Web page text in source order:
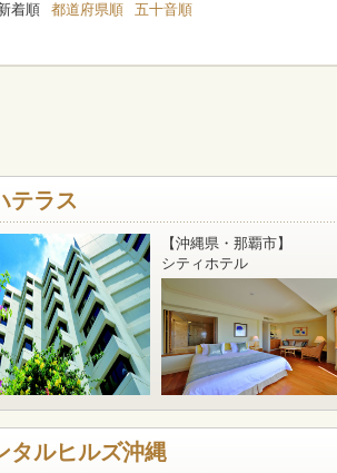
着順
都道府県順 五十音順
テラス
【沖縄県・那覇市】
シティホテル
タルヒルズ沖縄